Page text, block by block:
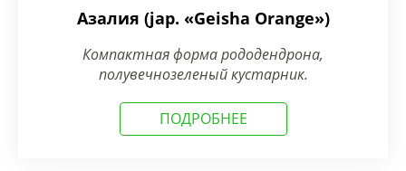
Азалия (jap. «Geisha Orange»)
Компактная форма рододендрона,
полувечнозеленый кустарник.
ПОДРОБНЕЕ